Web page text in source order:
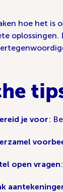
hoe het is
je voor:
open vragen